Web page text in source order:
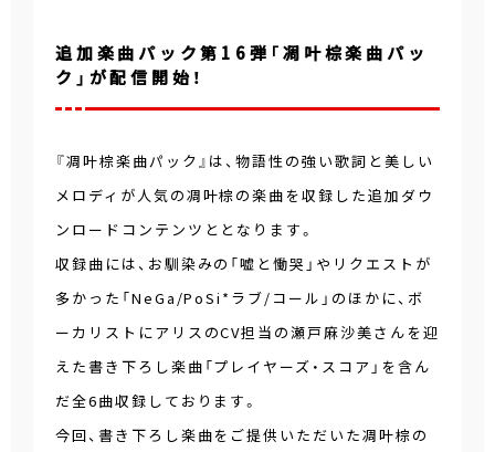
追加楽曲パック第16弾「凋叶棕楽曲パッ
ク」が配信開始！
『凋叶棕楽曲パック』は、物語性の強い歌詞と美しい
メロディが人気の凋叶棕の楽曲を収録した追加ダウ
ンロードコンテンツととなります。
収録曲には、お馴染みの「嘘と慟哭」やリクエストが
多かった「NeGa/PoSi*ラブ/コール」のほかに、ボ
ーカリストにアリスのCV担当の瀬戸麻沙美さんを迎
えた書き下ろし楽曲「プレイヤーズ・スコア」を含ん
だ全6曲収録しております。
今回、書き下ろし楽曲をご提供いただいた凋叶棕の